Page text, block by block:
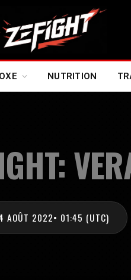
NUTRITION
AOÛT 2022• 01:45 (UTC)